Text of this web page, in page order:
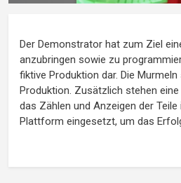
Der Demonstrator hat zum Ziel
anzubringen sowie zu
fiktive Produktion dar. Die
Produktion. Zusätzlich stehen
das Zählen und Anzeigen der
Plattform eingesetzt, um das